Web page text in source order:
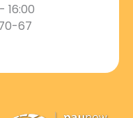
16:00
67